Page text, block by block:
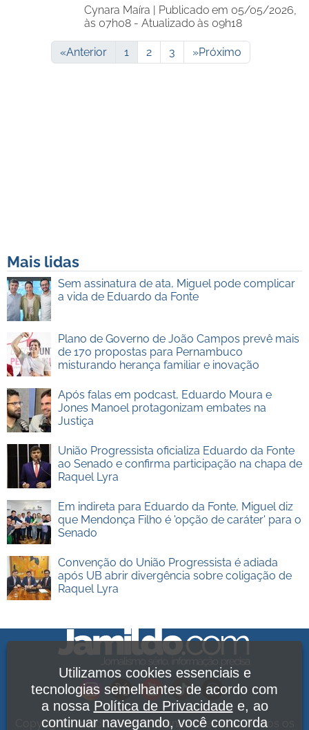
Cynara Maíra | Publicado em 05/05/2026,
às 07h08 - Atualizado às 09h18
«Anterior 1 2 3 »Próximo
Mais lidas
Sem assinatura de ata, Miguel pode complicar
a vida de Eduardo da Fonte
Plano de Governo de João Campos prevê mais
de 170 propostas para Pernambuco
misturando herança familiar e inovação
Após falas em podcast, Eduardo Moura e
Jones Manoel protagonizam embates na
Justiça
União Progressista oficializa Eduardo da Fonte
ao Senado e confirma participação na chapa de
Raquel Lyra
Em indireta para Eduardo da Fonte, Miguel diz
que Mendonça Filho é 'opção de caráter' para o
Senado
Convenção do União Progressista é adiada
após UB abrir divergência sobre coligação de
Raquel Lyra
Copyright Jamildo Melo Comunicações Ltda. Todos os
Utilizamos cookies essenciais e
tecnologias semelhantes de acordo com
a nossa Política de Privacidadee, ao
continuar navegando, você concorda